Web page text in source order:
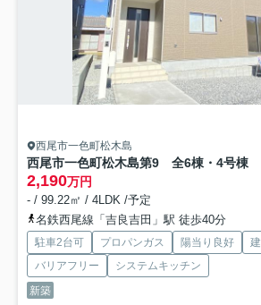
西尾市一色町松木島
西尾市一色町松木島第9 全6棟・4号棟
2,190万円
- / 99.22㎡ / 4LDK /予定
名鉄西尾線「吉良吉田」駅 徒歩40分
駐車2台可 プロパンガス 陽当り良好
バリアフリー
システムキッチン
新築